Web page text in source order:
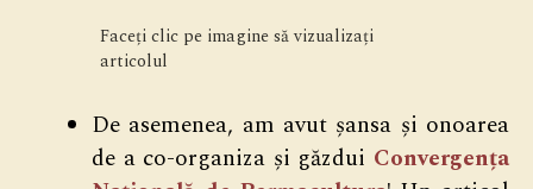
Faceți clic pe imagine să vizualizați
articolul
De asemenea, am avut șansa și onoarea
de a co-organiza și găzdui Convergența